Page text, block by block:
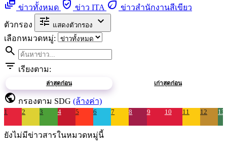
dynamic_feed ข่าวทั้งหมด verified_user ข่าว ITA eco ข่าวสำนักงานสีเขียว
ตัวกรอง
tune แสดงตัวกรอง expand_more
เลือกหมวดหมู่:
search
filter_list เรียงตาม:
ล่าสุดก่อน เก่าสุดก่อน
public กรองตาม SDG (ล้างค่า)
1 2 3 4 5 6 7 8 9 10 11 12 13
ยังไม่มีข่าวสารในหมวดหมู่นี้